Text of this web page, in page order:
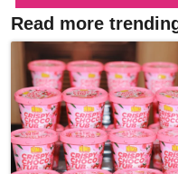
Read more